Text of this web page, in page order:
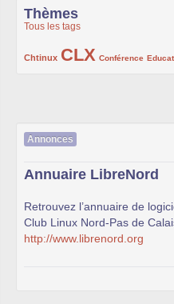
Thèmes
Tous les tags
Chtinux
222/1002CLX
1002/1002 Conférence
132/1002
119/1002
168/1002
Annonces
Annuaire LibreNord
Retrouvez l’annuaire de
Club Linux Nord-Pas de
http://www.librenord.org